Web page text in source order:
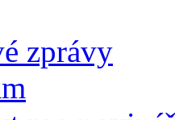
zprávy